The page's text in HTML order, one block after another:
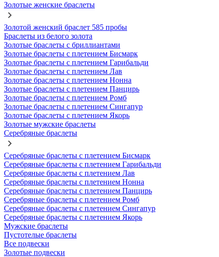
Золотые женские браслеты
Золотой женский браслет 585 пробы
Браслеты из белого золота
Золотые браслеты с бриллиантами
Золотые браслеты с плетением Бисмарк
Золотые браслеты с плетением Гарибальди
Золотые браслеты с плетением Лав
Золотые браслеты с плетением Нонна
Золотые браслеты с плетением Панцирь
Золотые браслеты с плетением Ромб
Золотые браслеты с плетением Сингапур
Золотые браслеты с плетением Якорь
Золотые мужские браслеты
Серебряные браслеты
Серебряные браслеты с плетением Бисмарк
Серебряные браслеты с плетением Гарибальди
Серебряные браслеты с плетением Лав
Серебряные браслеты с плетением Нонна
Серебряные браслеты с плетением Панцирь
Серебряные браслеты с плетением Ромб
Серебряные браслеты с плетением Сингапур
Серебряные браслеты с плетением Якорь
Мужские браслеты
Пустотелые браслеты
Все подвески
Золотые подвески